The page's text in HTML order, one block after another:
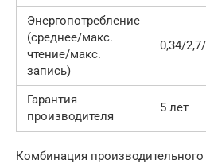
Энергопотребление
(среднее/макс.
чтение/макс.
запись)
0,34/
Гарантия
производителя
5 лет
Комбинация